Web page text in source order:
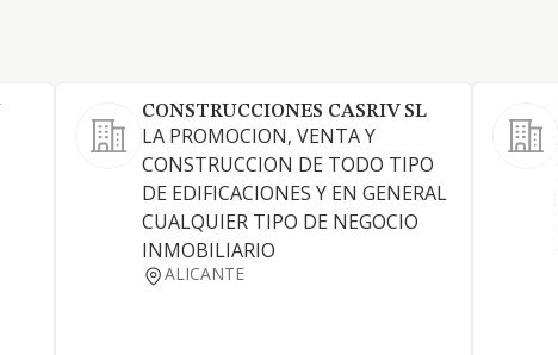
CONSTRUCCIONES CASRIV SL
LA PROMOCION, VENTA Y
CONSTRUCCION DE TODO TIPO
DE EDIFICACIONES Y EN GENERAL
CUALQUIER TIPO DE NEGOCIO
INMOBILIARIO
ALICANTE